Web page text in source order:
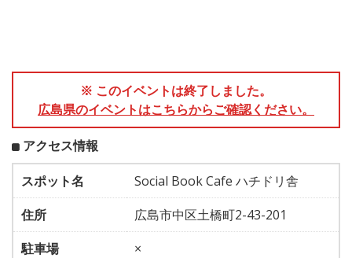
※ このイベントは終了しました。
広島県のイベントはこちらからご確認ください。
アクセス情報
スポット名
Social Book Cafe ハチドリ舎
住所
広島市中区土橋町2-43-201
駐車場
×